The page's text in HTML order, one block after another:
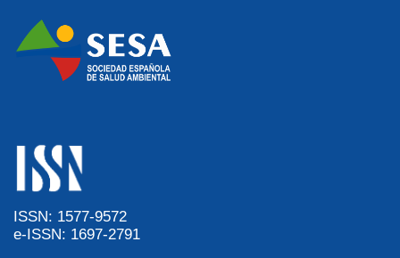
ISSN: 1577-9572
e-ISSN: 1697-2791